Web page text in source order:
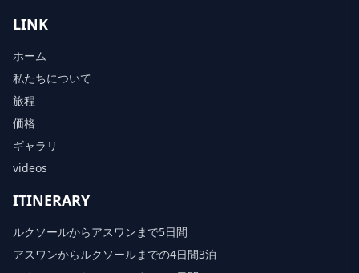
LINK
ホーム
私たちについて
旅程
価格
ギャラリ
videos
ITINERARY
ルクソールからアスワンまで5日間
アスワンからルクソールまでの4日間3泊